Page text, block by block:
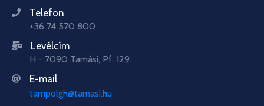
Telefon
+36 74 570 800
Levélcím
H - 7090 Tamási, Pf. 129.
E-mail
tampolgh@tamasi.hu